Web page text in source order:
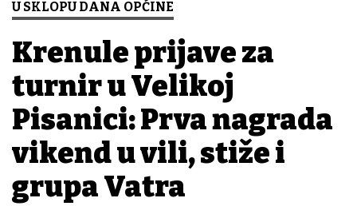
U SKLOPU DANA OPĆINE
Krenule prijave za
turnir u Velikoj
Pisanici: Prva nagrada
vikend u vili, stiže i
grupa Vatra